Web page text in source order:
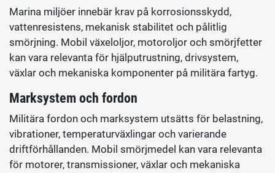
Marina miljöer innebär krav på korrosionsskydd,
vattenresistens, mekanisk stabilitet och pålitlig
smörjning. Mobil växeloljor, motoroljor och smörjfetter
kan vara relevanta för hjälputrustning, drivsystem,
växlar och mekaniska komponenter på militära fartyg.
Marksystem och fordon
Militära fordon och marksystem utsätts för belastning,
vibrationer, temperaturväxlingar och varierande
driftförhållanden. Mobil smörjmedel kan vara relevanta
för motorer, transmissioner, växlar och mekaniska